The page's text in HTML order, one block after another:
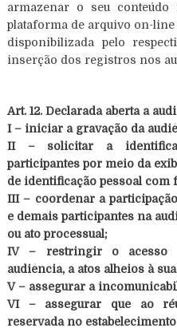
armazenar o seu
plataforma de arquivo on-
disponibilizada pelo
inserção dos registros nos
Art. 12. Declarada aberta a
I – iniciar a gravação da
II – solicitar a
participantes por meio da
de identificação pessoal com
III – coordenar a
e demais participantes na
ou ato processual;
IV – restringir o acesso
audiência, a atos alheios à
V – assegurar a
VI – assegurar que ao
reservada no